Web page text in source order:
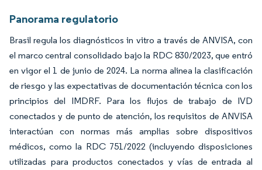
Panorama regulatorio
Brasil regula los diagnósticos in vitro a través de ANVISA, con
el marco central consolidado bajo la RDC 830/2023, que entró
en vigor el 1 de junio de 2024. La norma alinea la clasificación
de riesgo y las expectativas de documentación técnica con los
principios del IMDRF. Para los flujos de trabajo de IVD
conectados y de punto de atención, los requisitos de ANVISA
interactúan con normas más amplias sobre dispositivos
médicos, como la RDC 751/2022 (incluyendo disposiciones
utilizadas para productos conectados y vías de entrada al